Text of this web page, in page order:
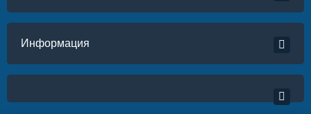
Информация